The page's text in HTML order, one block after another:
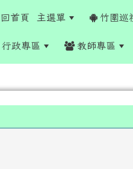
首頁 主選單 竹圍巡
行政專區 教師專區